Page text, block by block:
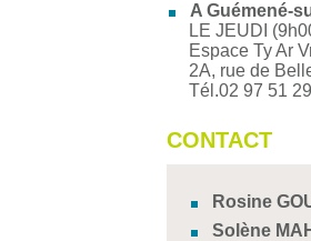
A Guémené-
LE JEUDI
Espace Ty Ar
2A, rue de
Tél.02 97 51
CONTACT
Rosine
Solène